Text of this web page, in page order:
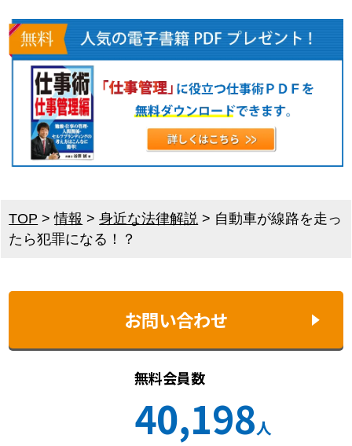
TOP >情報 >身近な法律解説 > 自動車が線路を走っ
たら犯罪になる！？
お問い合わせ
無料会員数
40,198人